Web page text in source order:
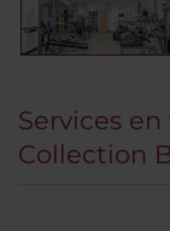
Services
Collection